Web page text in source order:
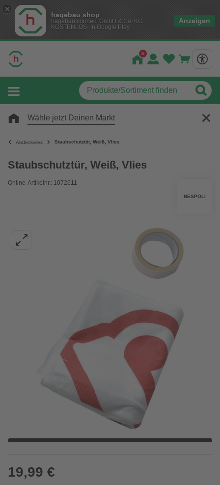
hagebau shop
hagebau connect GmbH & Co. KG
KOSTENLOS- In Google Play
Anzeigen
Wähle jetzt Deinen Markt
Abdeckvlies Staubschutztür, Weiß, Vlies
Staubschutztür, Weiß, Vlies
Online-Artikelnr.: 1072611
NESPOLI
19,99 €